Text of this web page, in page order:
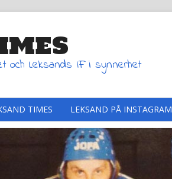
och Leksands IF i synnerhet
TIMES LEKSAND PÅ INSTAGRAM